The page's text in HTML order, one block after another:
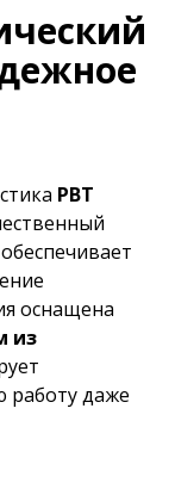
РВТ
оснащена
из
работу даже